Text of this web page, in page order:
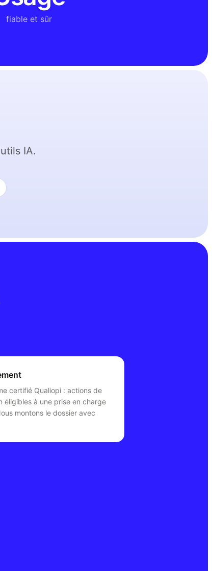
fiable et sûr
IA.
certifié Qualiopi : actions de
éligibles à une prise en charge
montons le dossier avec